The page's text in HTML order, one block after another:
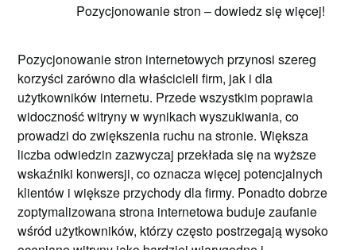
Pozycjonowanie stron – dowiedz się więcej!
Pozycjonowanie stron internetowych przynosi szereg
korzyści zarówno dla właścicieli firm, jak i dla
użytkowników internetu. Przede wszystkim poprawia
widoczność witryny w wynikach wyszukiwania, co
prowadzi do zwiększenia ruchu na stronie. Większa
liczba odwiedzin zazwyczaj przekłada się na wyższe
wskaźniki konwersji, co oznacza więcej potencjalnych
klientów i większe przychody dla firmy. Ponadto dobrze
zoptymalizowana strona internetowa buduje zaufanie
wśród użytkowników, którzy często postrzegają wysoko